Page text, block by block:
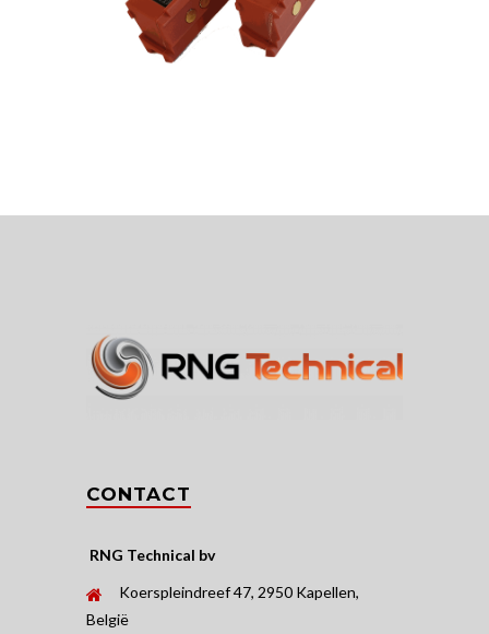
CONTACT
RNG Technical bv
Koerspleindreef 47, 2950 Kapellen,
België